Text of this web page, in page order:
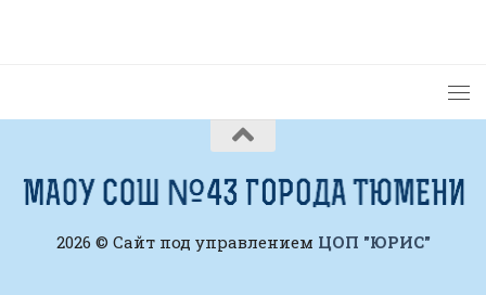
2026 © Сайт под управлением ЦОП "ЮРИС"